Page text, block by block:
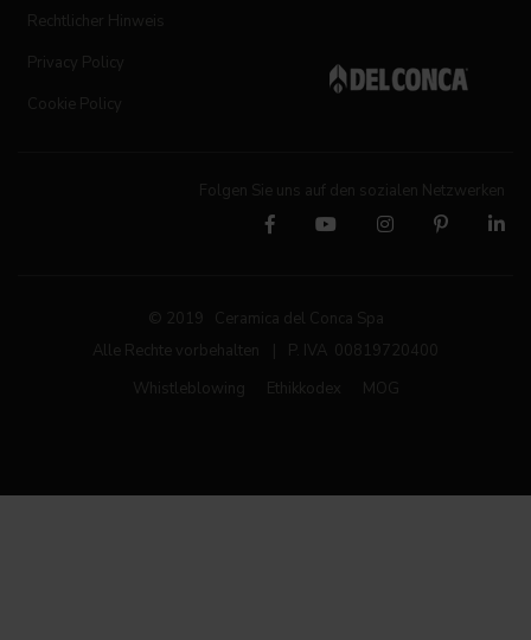
Rechtlicher Hinweis
Privacy Policy
Cookie Policy
Folgen Sie uns auf den sozialen Netzwerken
© 2019 Ceramica del Conca Spa
Alle Rechte vorbehalten
P. IVA 00819720400
Whistleblowing
Ethikkodex MOG